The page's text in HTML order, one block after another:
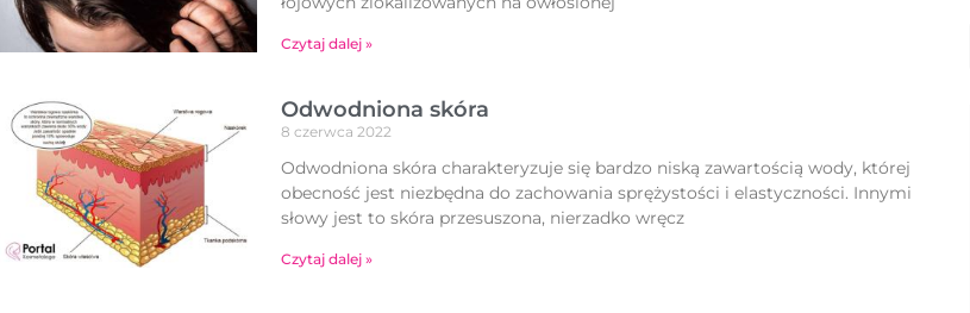
Czytaj dalej »
Odwodniona skóra
8 czerwca 2022
Odwodniona skóra charakteryzuje się bardzo niską zawartością wody, której
obecność jest niezbędna do zachowania sprężystości i elastyczności. Innymi
słowy jest to skóra przesuszona, nierzadko wręcz
Czytaj dalej »